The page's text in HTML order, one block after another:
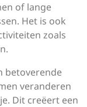
of lange
Het is ook
zoals
betoverende
veranderen
Dit creëert een